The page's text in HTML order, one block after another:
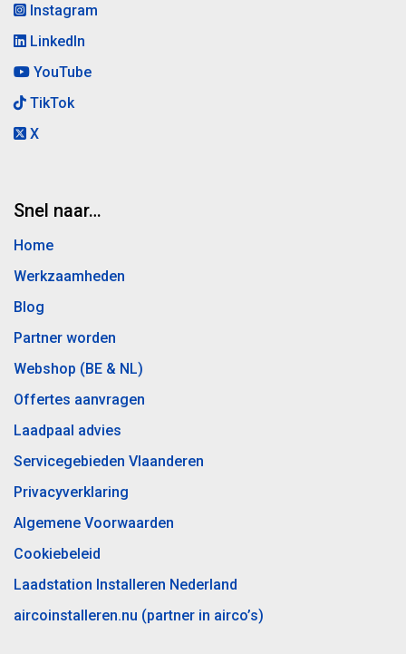
Instagram
LinkedIn
YouTube
TikTok
X
Snel naar…
Home
Werkzaamheden
Blog
Partner worden
Webshop (BE & NL)
Offertes aanvragen
Laadpaal advies
Servicegebieden Vlaanderen
Privacyverklaring
Algemene Voorwaarden
Cookiebeleid
Laadstation Installeren Nederland
aircoinstalleren.nu (partner in airco’s)